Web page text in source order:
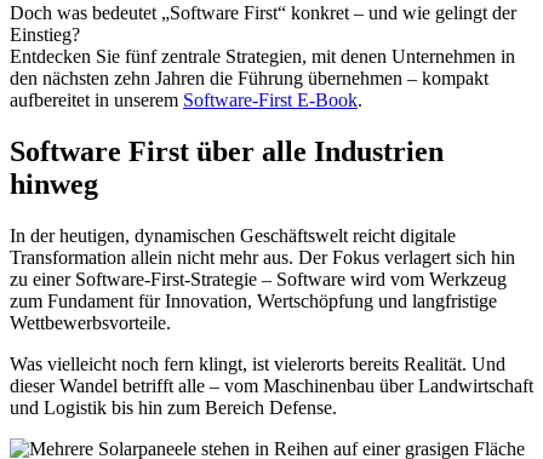
Doch was bedeutet „Software First“ konkret – und wie gelingt der
Einstieg?
Entdecken Sie fünf zentrale Strategien, mit denen Unternehmen in
den nächsten zehn Jahren die Führung übernehmen – kompakt
aufbereitet in unserem Software-First E-Book.
Software First über alle Industrien
hinweg
In der heutigen, dynamischen Geschäftswelt reicht digitale
Transformation allein nicht mehr aus. Der Fokus verlagert sich hin
zu einer Software-First-Strategie – Software wird vom Werkzeug
zum Fundament für Innovation, Wertschöpfung und langfristige
Wettbewerbsvorteile.
Was vielleicht noch fern klingt, ist vielerorts bereits Realität. Und
dieser Wandel betrifft alle – vom Maschinenbau über Landwirtschaft
und Logistik bis hin zum Bereich Defense.